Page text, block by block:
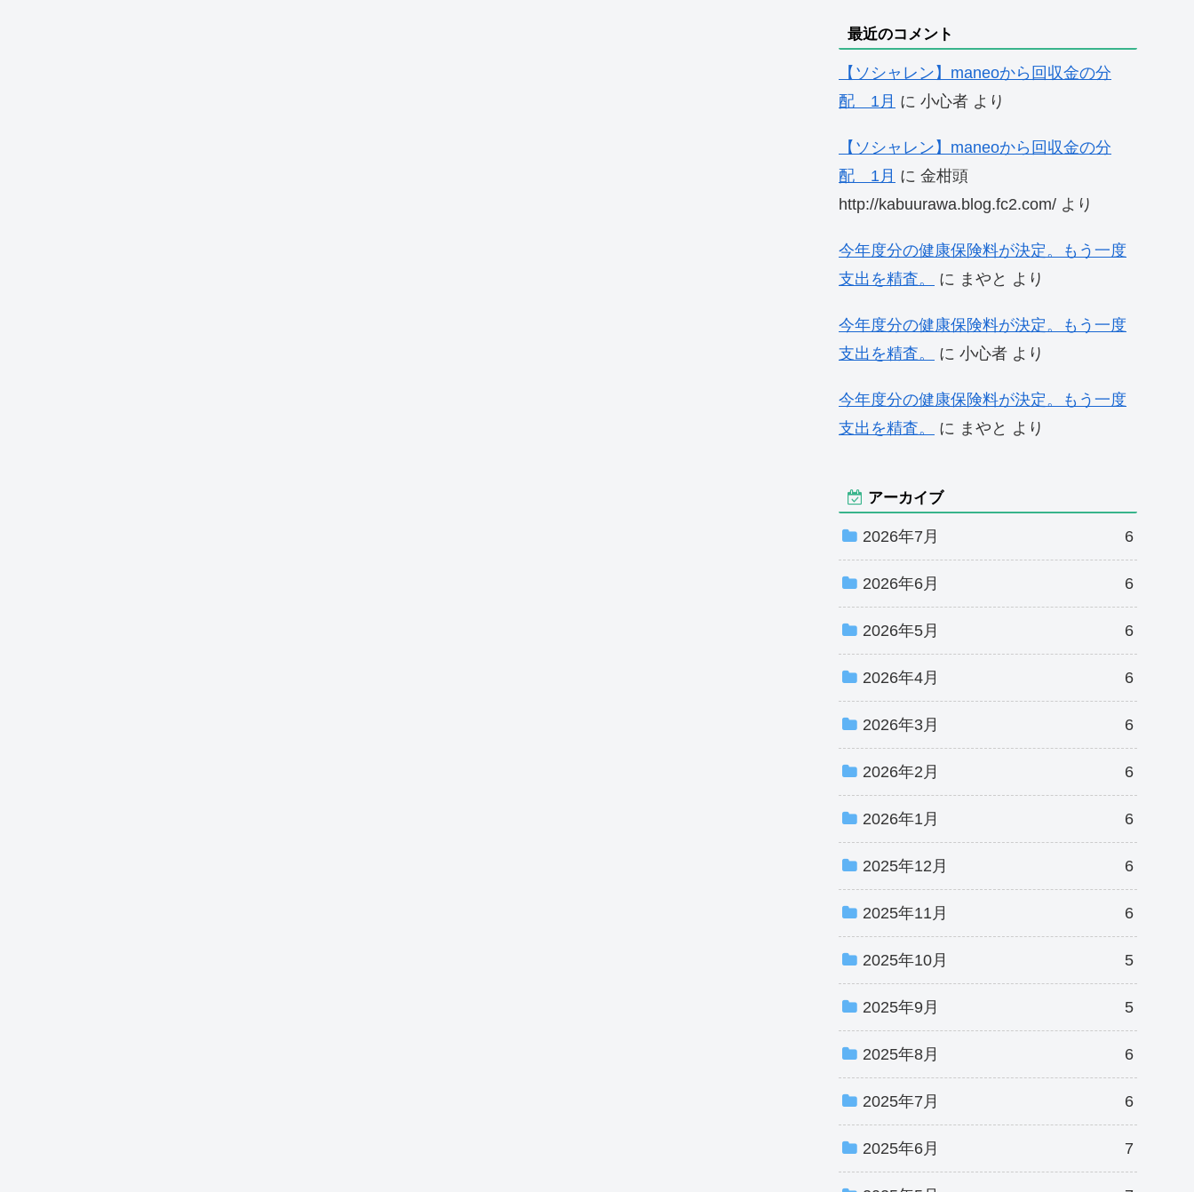
最近のコメント
【ソシャレン】maneoから回収金の分
配 1月 に 小心者 より
【ソシャレン】maneoから回収金の分
配 1月 に 金柑頭
http://kabuurawa.blog.fc2.com/ より
今年度分の健康保険料が決定。もう一度
支出を精査。
に まやと より
今年度分の健康保険料が決定。もう一度
支出を精査。
に 小心者 より
今年度分の健康保険料が決定。もう一度
支出を精査。
に まやと より
アーカイブ
2026年7月 6
2026年6月 6
2026年5月 6
2026年4月 6
2026年3月 6
2026年2月 6
2026年1月 6
2025年12月 6
2025年11月 6
2025年10月 5
2025年9月 5
2025年8月 6
2025年7月 6
2025年6月 7